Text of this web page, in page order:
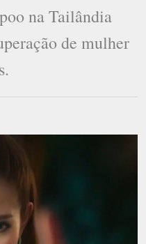
na Tailândia
de mulher